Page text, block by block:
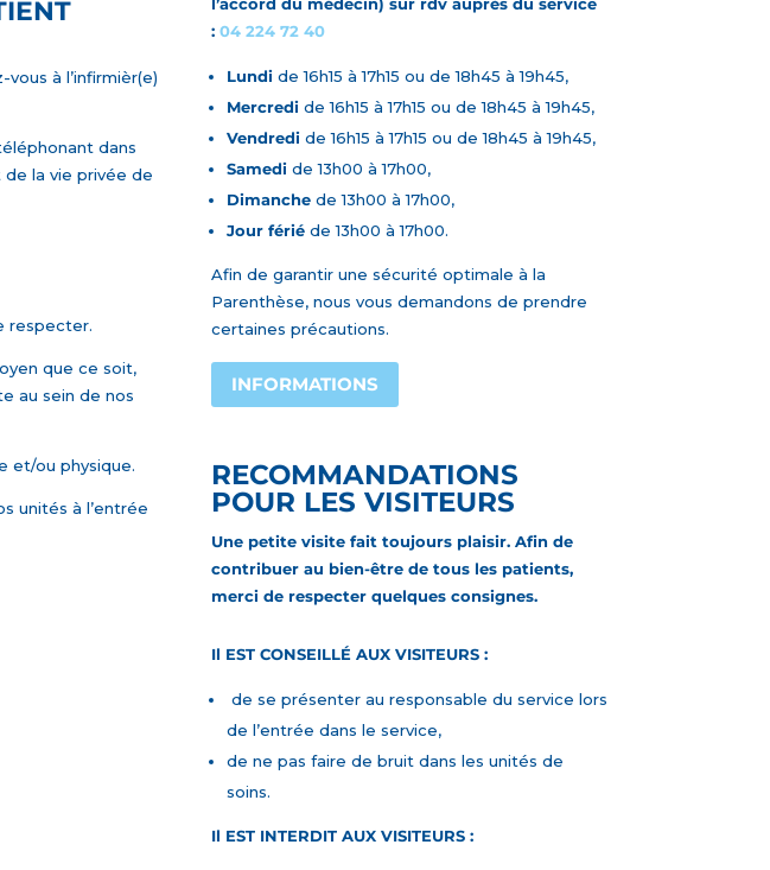
à l’infirmièr(e)
dans
de la vie privée de
respecter.
que ce soit,
au sein de nos
et/ou physique.
unités à l’entrée
: 04 224 72 40
Lundide 16h15 à 17h15 ou de 18h45 à 19h45,
Mercredide 16h15 à 17h15 ou de 18h45 à 19h45,
Vendredide 16h15 à 17h15 ou de 18h45 à 19h45,
Samedide 13h00 à 17h00,
Dimanchede 13h00 à 17h00,
Jour fériéde 13h00 à 17h00.
Afin de garantir une sécurité optimale à la
Parenthèse, nous vous demandons de prendre
certaines précautions.
INFORMATIONS
RECOMMANDATIONS
POUR LES VISITEURS
Une petite visite fait toujours plaisir. Afin de
contribuer au bien-être de tous les patients,
merci derespecter quelques consignes.
Il EST CONSEILLÉ AUX VISITEURS :
de se présenter au responsable du service lors
de l’entrée dans le service,
de ne pas faire de bruit dans les unités de
soins.
Il EST INTERDIT AUX VISITEURS :